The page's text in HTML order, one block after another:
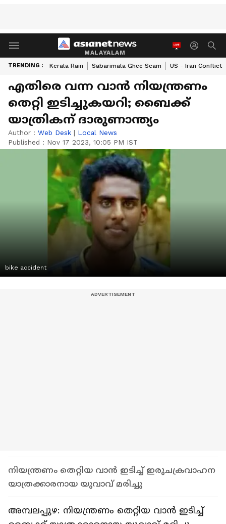
MALAYALAM
TRENDING : Kerala Rain Sabarimala Ghee Scam US - Iran Conflict
എതിരെ വന്ന വാൻ നിയന്ത്രണം
തെറ്റി ഇടിച്ചുകയറി; ബൈക്ക്
യാത്രികന് ദാരുണാന്ത്യം
Author : Web Desk | Local News
Published : Nov 17 2023, 10:05 PM IST
bike accident
നിയന്ത്രണം തെറ്റിയ വാന്‍ ഇടിച്ച് ഇരുചക്രവാഹന
യാത്രക്കാരനായ യുവാവ് മരിച്ചു
അമ്പലപ്പുഴ: നിയന്ത്രണം തെറ്റിയ വാന്‍ ഇടിച്ച്